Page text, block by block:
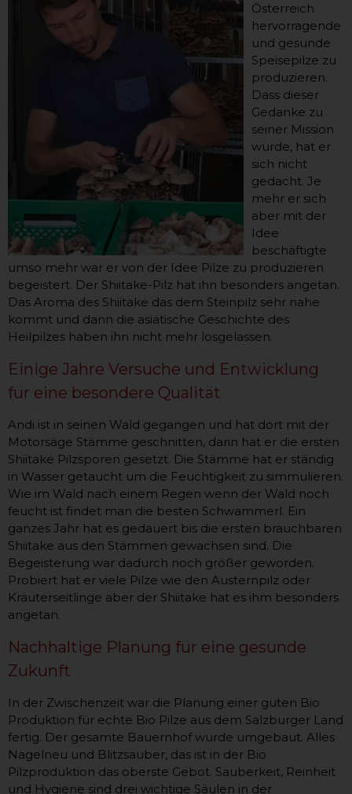
Österreich
hervorragende
und gesunde
Speisepilze zu
produzieren.
Dass dieser
Gedanke zu
seiner Mission
wurde, hat er
sich nicht
gedacht. Je
mehr er sich
aber mit der
Idee
beschäftigte
umso mehr war er von der Idee Pilze zu produzieren
begeistert. Der Shiitake-Pilz hat ihn besonders angetan.
Das Aroma des Shiitake das dem Steinpilz sehr nahe
kommt und dann die asiatische Geschichte des
Heilpilzes haben ihn nicht mehr losgelassen.
Einige Jahre Versuche und Entwicklung
für eine besondere Qualität
Andi ist in seinen Wald gegangen und hat dort mit der
Motorsäge Stämme geschnitten, darin hat er die ersten
Shiitake Pilzsporen gesetzt. Die Stämme hat er ständig
in Wasser getaucht um die Feuchtigkeit zu simmulieren.
Wie im Wald nach einem Regen wenn der Wald noch
feucht ist findet man die besten Schwammerl. Ein
ganzes Jahr hat es gedauert bis die ersten brauchbaren
Shiitake aus den Stämmen gewachsen sind. Die
Begeisterung war dadurch noch größer geworden.
Probiert hat er viele Pilze wie den Austernpilz oder
Kräuterseitlinge aber der Shiitake hat es ihm besonders
angetan.
Nachhaltige Planung für eine gesunde
Zukunft
In der Zwischenzeit war die Planung einer guten Bio
Produktion für echte Bio Pilze aus dem Salzburger Land
fertig. Der gesamte Bauernhof wurde umgebaut. Alles
Nagelneu und Blitzsauber, das ist in der Bio
Pilzproduktion das oberste Gebot. Sauberkeit, Reinheit
und Hygiene sind drei wichtige Säulen in der